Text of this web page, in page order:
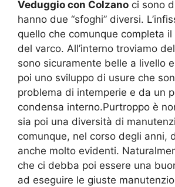
Veduggio con Colzano ci sono
hanno due “sfoghi” diversi.
quello che comunque completa
del varco. All’interno troviamo
sono sicuramente belle a livello
poi uno sviluppo di usure che
problema di intemperie e da un
condensa interno.Purtroppo è
sia poi una diversità di
comunque, nel corso degli anni,
anche molto evidenti.
che ci debba poi essere una
ad eseguire le giuste